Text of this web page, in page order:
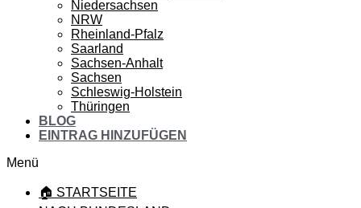
Niedersachsen
NRW
Rheinland-Pfalz
Saarland
Sachsen-Anhalt
Sachsen
Schleswig-Holstein
Thüringen
BLOG
EINTRAG HINZUFÜGEN
Menü
🏠 STARTSEITE